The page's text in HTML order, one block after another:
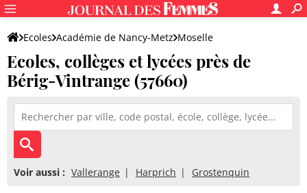
Ecoles Académie de Nancy-Metz Moselle
Ecoles, collèges et lycées près de
Bérig-Vintrange (57660)
Voir aussi : Vallerange Harprich Grostenquin